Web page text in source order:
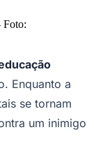
Foto:
Enquanto a
se tornam
um inimigo